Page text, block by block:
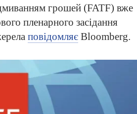
грошей (FATF) вже
пленарного засідання
повідомляє Bloomberg.